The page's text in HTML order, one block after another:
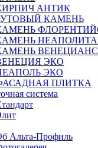
АНТИК
КАМЕНЬ
ЭКО
ЭКО
ПЛИТКА
система
Альта-Профиль